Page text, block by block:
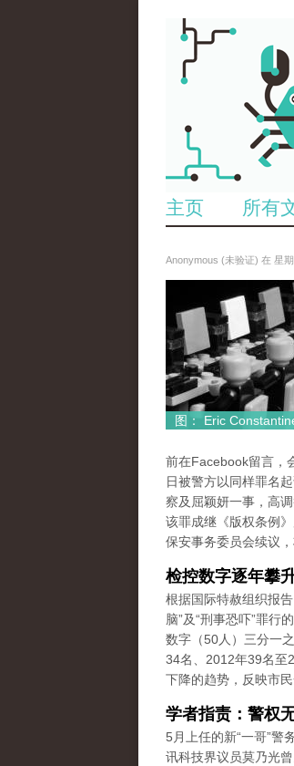
主页 所有
Anonymous (未验证) 在 星
图： Eric
前在Facebook留言，
日被警方以同样罪名
察及屈颖妍一事，高
该罪成继《版权条例
保安事务委员会续议
检控数字逐年攀
根据国际特赦组织报
脑”及“刑事恐吓”罪行
数字（50人）三分一
34名、2012年39名至
下降的趋势，反映市
学者指责：警权
5月上任的新“一哥”警
讯科技界议员莫乃光